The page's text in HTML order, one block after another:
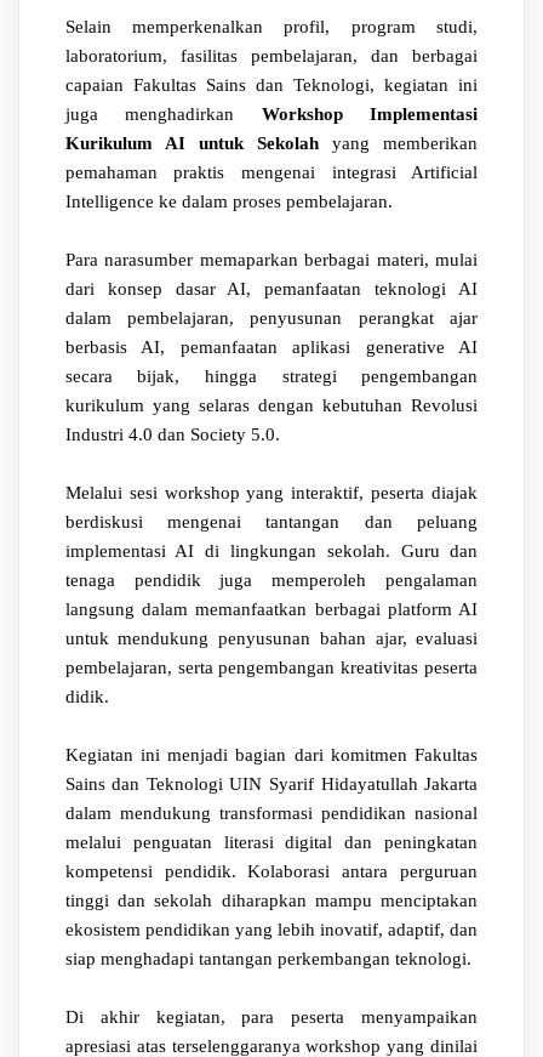
Selain memperkenalkan profil, program studi,
laboratorium, fasilitas pembelajaran, dan berbagai
capaian Fakultas Sains dan Teknologi, kegiatan ini
juga menghadirkan Workshop Implementasi
Kurikulum AI untuk Sekolah yang memberikan
pemahaman praktis mengenai integrasi Artificial
Intelligence ke dalam proses pembelajaran.
Para narasumber memaparkan berbagai materi, mulai
dari konsep dasar AI, pemanfaatan teknologi AI
dalam pembelajaran, penyusunan perangkat ajar
berbasis AI, pemanfaatan aplikasi generative AI
secara bijak, hingga strategi pengembangan
kurikulum yang selaras dengan kebutuhan Revolusi
Industri 4.0 dan Society 5.0.
Melalui sesi workshop yang interaktif, peserta diajak
berdiskusi mengenai tantangan dan peluang
implementasi AI di lingkungan sekolah. Guru dan
tenaga pendidik juga memperoleh pengalaman
langsung dalam memanfaatkan berbagai platform AI
untuk mendukung penyusunan bahan ajar, evaluasi
pembelajaran, serta pengembangan kreativitas peserta
didik.
Kegiatan ini menjadi bagian dari komitmen Fakultas
Sains dan Teknologi UIN Syarif Hidayatullah Jakarta
dalam mendukung transformasi pendidikan nasional
melalui penguatan literasi digital dan peningkatan
kompetensi pendidik. Kolaborasi antara perguruan
tinggi dan sekolah diharapkan mampu menciptakan
ekosistem pendidikan yang lebih inovatif, adaptif, dan
siap menghadapi tantangan perkembangan teknologi.
Di akhir kegiatan, para peserta menyampaikan
apresiasi atas terselenggaranya workshop yang dinilai